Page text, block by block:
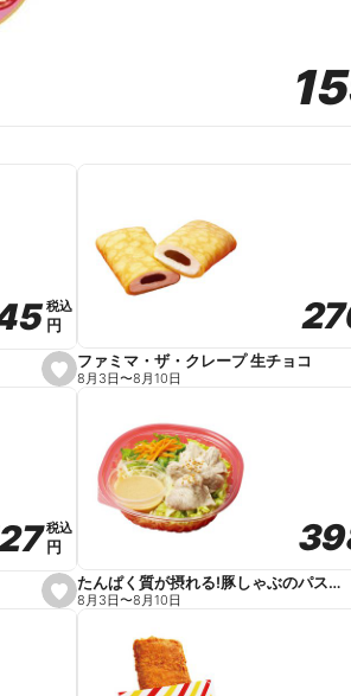
s
e
e
税込
税込
円
円
ファミマ・ザ・クレープ 生チョコ
8月3日〜8月10日
s
e
税込
税込
円
円
たんぱく質が摂れる!豚しゃぶのパスタサラダ
8月3日〜8月10日